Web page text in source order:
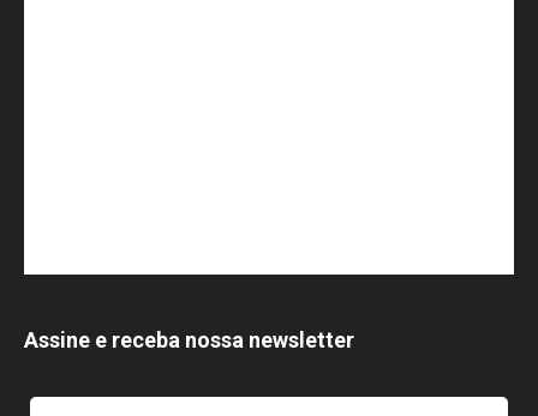
Assine e receba nossa newsletter